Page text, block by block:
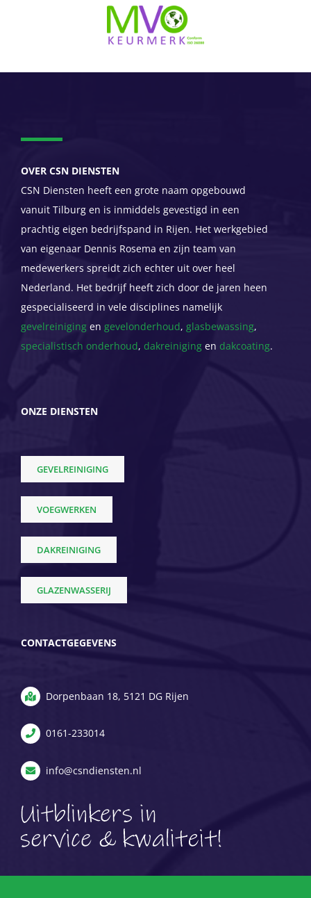
OVER CSN DIENSTEN
CSN Diensten heeft een grote naam opgebouwd
vanuit Tilburg en is inmiddels gevestigd in een
prachtig eigen bedrijfspand in Rijen. Het werkgebied
van eigenaar Dennis Rosema en zijn team van
medewerkers spreidt zich echter uit over heel
Nederland. Het bedrijf heeft zich door de jaren heen
gespecialiseerd in vele disciplines namelijk
gevelreinigingen gevelonderhoud, glasbewassing,
specialistisch onderhoud, dakreinigingen dakcoating.
ONZE DIENSTEN
GEVELREINIGING
VOEGWERKEN
DAKREINIGING
GLAZENWASSERIJ
CONTACTGEGEVENS
Dorpenbaan 18, 5121 DG Rijen
0161-233014
info@csndiensten.nl